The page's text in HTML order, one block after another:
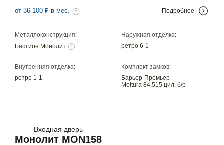
Металлоконструкция:
Бастион Монолит
Наружная отделка:
ретро 6-1
Внутренняя отделка:
ретро 1-1
Комплект замков:
Барьер-Премьер
Mottura 84.515 цил. б/р
от 36 100 ₽ в мес. Подробнее
Входная дверь
Монолит MON158